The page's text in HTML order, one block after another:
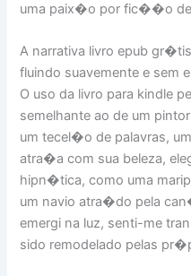
uma paix�o por fic��o de
A narrativa livro epub
fluindo suavemente e
O uso da livro para kindle
semelhante ao de um
um tecel�o de palavras,
atra�a com sua beleza,
hipn�tica, como uma
um navio atra�do pela
emergi na luz, senti-me
sido remodelado pelas